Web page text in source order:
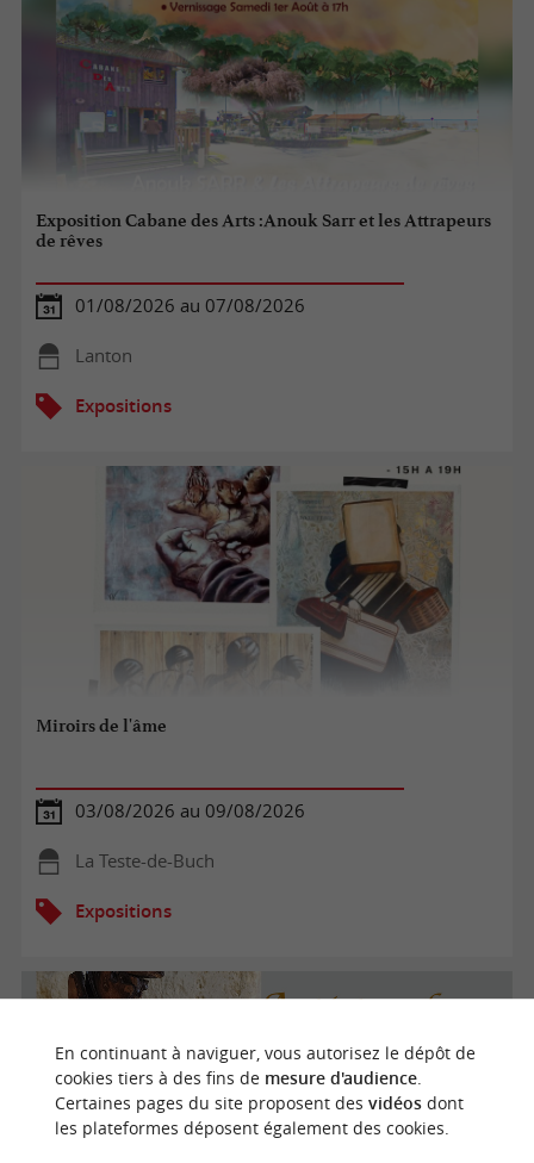
Exposition Cabane des Arts :Anouk Sarr et les Attrapeurs
de rêves
01/08/2026 au 07/08/2026
Lanton
Expositions
Miroirs de l'âme
03/08/2026 au 09/08/2026
La Teste-de-Buch
Expositions
En continuant à naviguer, vous autorisez le dépôt de
cookies tiers à des fins de mesure d'audience.
Certaines pages du site proposent des vidéosdont
les plateformes déposent également des cookies.